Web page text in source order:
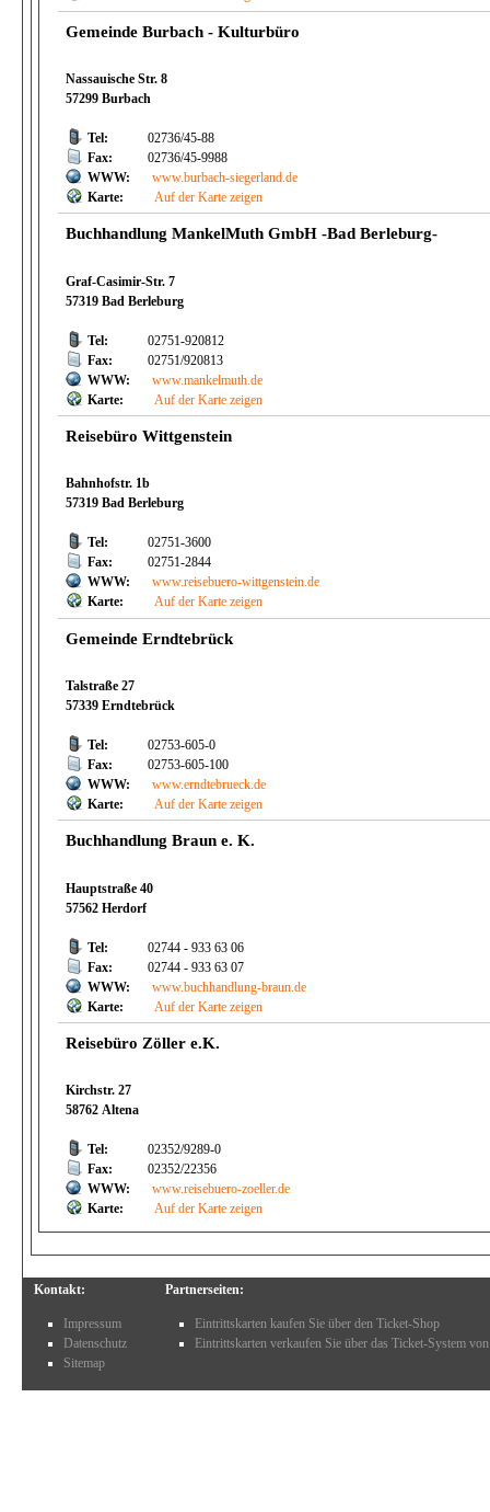
Gemeinde Burbach - Kulturbüro
Nassauische Str. 8
57299 Burbach
Tel:
02736/45-88
Fax:
02736/45-9988
WWW:
www.burbach-siegerland.de
Karte:
Auf der Karte zeigen
Buchhandlung MankelMuth GmbH -Bad Berleburg-
Graf-Casimir-Str. 7
57319 Bad Berleburg
Tel:
02751-920812
Fax:
02751/920813
WWW:
www.mankelmuth.de
Karte:
Auf der Karte zeigen
Reisebüro Wittgenstein
Bahnhofstr. 1b
57319 Bad Berleburg
Tel:
02751-3600
Fax:
02751-2844
WWW:
www.reisebuero-wittgenstein.de
Karte:
Auf der Karte zeigen
Gemeinde Erndtebrück
Talstraße 27
57339 Erndtebrück
Tel:
02753-605-0
Fax:
02753-605-100
WWW:
www.erndtebrueck.de
Karte:
Auf der Karte zeigen
Buchhandlung Braun e. K.
Hauptstraße 40
57562 Herdorf
Tel:
02744 - 933 63 06
Fax:
02744 - 933 63 07
WWW:
www.buchhandlung-braun.de
Karte:
Auf der Karte zeigen
Reisebüro Zöller e.K.
Kirchstr. 27
58762 Altena
Tel:
02352/9289-0
Fax:
02352/22356
WWW:
www.reisebuero-zoeller.de
Karte:
Auf der Karte zeigen
Kontakt:
Impressum
Datenschutz
Sitemap
Partnerseiten:
Eintrittskarten kaufen Sie über den Ticket-Shop
Eintrittskarten verkaufen Sie über das Ticket-System